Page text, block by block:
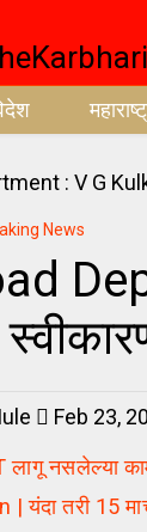
News
Feb 23,
नसलेल्या
तरी 15